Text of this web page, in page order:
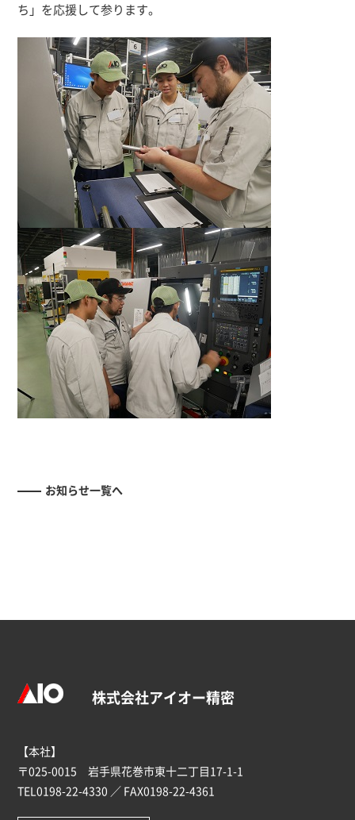
ち」を応援して参ります。
お知らせ一覧へ
株式会社アイオー精密
【本社】
〒025-0015 岩手県花巻市東十二丁目17-1-1
TEL0198-22-4330 ／ FAX0198-22-4361